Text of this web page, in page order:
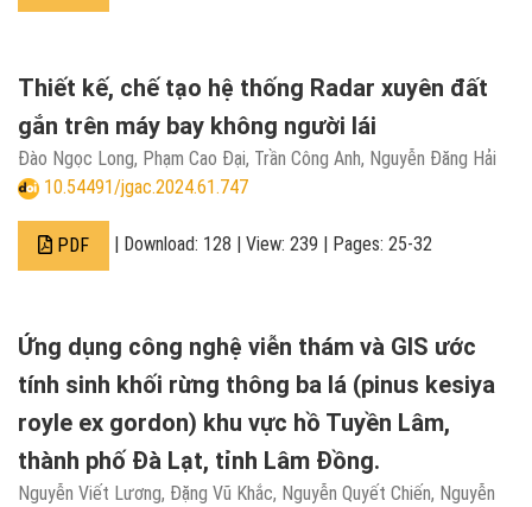
Thiết kế, chế tạo hệ thống Radar xuyên đất
gắn trên máy bay không người lái
Đào Ngọc Long, Phạm Cao Đại, Trần Công Anh, Nguyễn Đăng Hải
10.54491/jgac.2024.61.747
PDF | Download: 128 | View: 239 | Pages: 25-32
Ứng dụng công nghệ viễn thám và GIS ước
tính sinh khối rừng thông ba lá (pinus kesiya
royle ex gordon) khu vực hồ Tuyền Lâm,
thành phố Đà Lạt, tỉnh Lâm Đồng.
Nguyễn Viết Lương, Đặng Vũ Khắc, Nguyễn Quyết Chiến, Nguyễn